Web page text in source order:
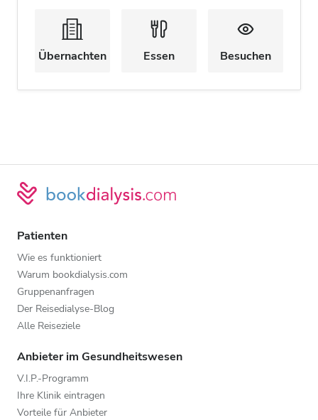
Übernachten Essen Besuchen
Patienten
Wie es funktioniert
Warum bookdialysis.com
Gruppenanfragen
Der Reisedialyse-Blog
Alle Reiseziele
Anbieter im Gesundheitswesen
V.I.P.-Programm
Ihre Klinik eintragen
Vorteile für Anbieter